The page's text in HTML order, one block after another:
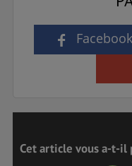
Facebook
Cet article vous a-t-il